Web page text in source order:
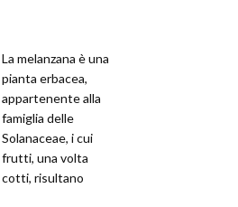
La melanzana è una
pianta erbacea,
appartenente alla
famiglia delle
Solanaceae, i cui
frutti, una volta
cotti, risultano